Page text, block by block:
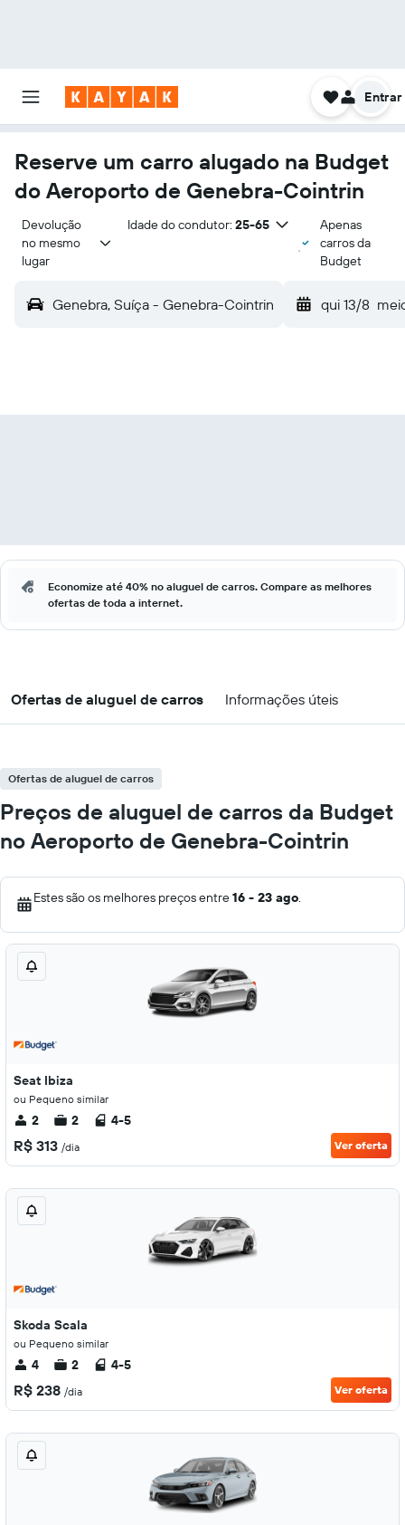
Entrar
Reserve um carro alugado na Budget
do Aeroporto de Genebra-Cointrin
Devolução
no mesmo
lugar
Idade do condutor: 25-65
Apenas
carros da
Budget
Genebra, Suíça - Genebra-Cointrin qui 13/8
Economize até 40% no aluguel de carros. Compare as melhores
ofertas de toda a internet.
Ofertas de aluguel de carros Informações úteis
Ofertas de aluguel de carros
Preços de aluguel de carros da Budget
no Aeroporto de Genebra-Cointrin
Estes são os melhores preços entre16 - 23 ago.
Seat Ibiza
ou Pequeno similar
2 2 4-5
R$ 313 /dia Ver oferta
Skoda Scala
ou Pequeno similar
4 2 4-5
R$ 238 /dia Ver oferta